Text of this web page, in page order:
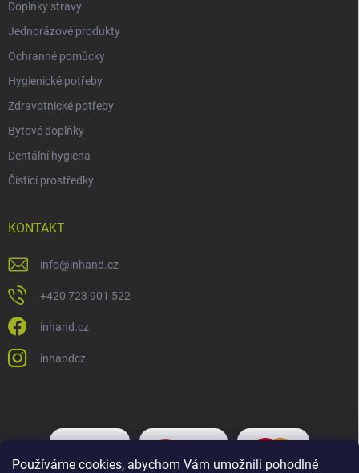
Používáme cookies, abychom Vám umožnili pohodlné
Doplňky stravy
Jednorázové produkty
Ochranné pomůcky
Hygienické potřeby
Zdravotnické potřeby
Bytové doplňky
Dentální hygiena
Čisticí prostředky
KONTAKT
info@inhand.cz
+420 723 901 522
inhand.cz
inhandcz